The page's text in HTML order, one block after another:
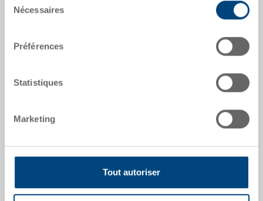
Nécessaires
Préférences
Statistiques
Marketing
Tout autoriser
dates de l'article
37-6440-116.5070.0101
600 x 400 x 415 mm
Coloris: